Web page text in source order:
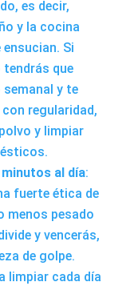
es decir,
y la cocina
Si
tendrás que
y te
regularidad,
y limpiar
al día:
fuerte ética de
menos pesado
y vencerás,
de golpe.
limpiar cada día